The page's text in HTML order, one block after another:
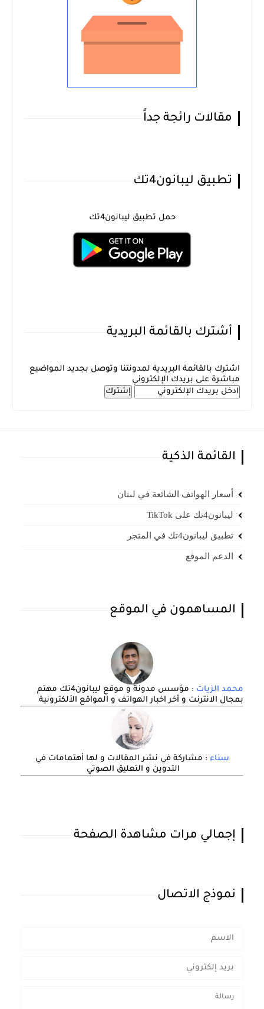
مقالات رائجة جداً
تطبيق ليبانون4تك
حمل تطبيق ليبانون4تك
أشترك بالقائمة البريدية
اشترك بالقائمة البريدية لمدونتنا وتوصل بجديد المواضيع
مباشرة على بريدك الإلكتروني
القائمة الذكية
أسعار الهواتف الشائعة في لبنان
ليبانون4تك على TikTok
تطبيق ليبانون4تك في المتجر
الدعم الموقع
المساهمون في الموقع
محمد الزيات
: مؤسس مدونة و موقع ليبانون4تك مهتم
بمجال الانترنت و أخر اخبار الهواتف و المواقع الألكترونية
سناء : مشاركة في نشر المقالات و لها أهتمامات في
التدوين و التعليق الصوتي
إجمالي مرات مشاهدة الصفحة
نموذج الاتصال